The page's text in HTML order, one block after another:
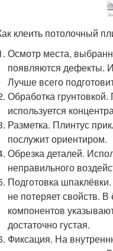
клеить потолочный
Осмотр места,
появляются дефекты.
Лучше всего
Обработка
используется
Разметка. Плинтус
послужит ориентиром.
Обрезка деталей.
неправильного
Подготовка
не потеряет свойств.
компонентов
достаточно густая.
Фиксация. На